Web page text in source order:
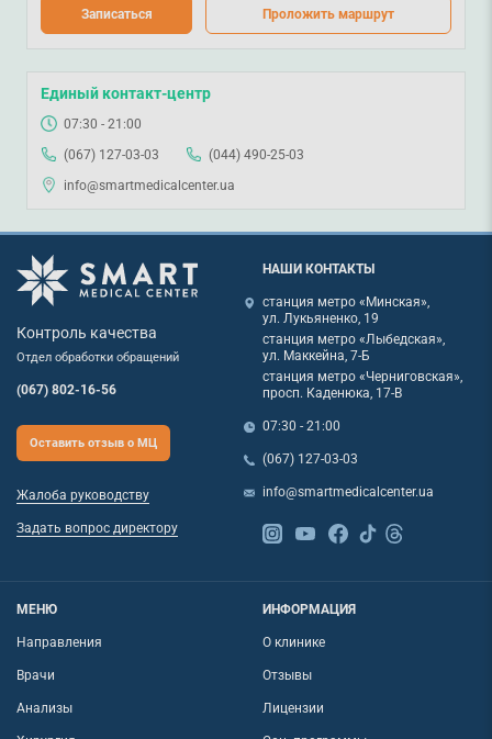
Записаться Проложить маршрут
Единый контакт-центр
07:30 - 21:00
(067) 127-03-03
(044) 490-25-03
info@smartmedicalcenter.ua
Контроль качества
Отдел обработки обращений
(067) 802-16-56
Оставить отзыв о МЦ
Жалоба руководству
Задать вопрос директору
НАШИ КОНТАКТЫ
станция метро «Минская»,
ул. Лукьяненко, 19
станция метро «Лыбедская»,
ул. Маккейна, 7-Б
станция метро «Черниговская»,
просп. Каденюка, 17-В
07:30 - 21:00
(067) 127-03-03
info@smartmedicalcenter.ua
МЕНЮ
Направления
Врачи
Анализы
ИНФОРМАЦИЯ
О клинике
Отзывы
Лицензии